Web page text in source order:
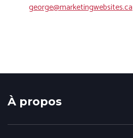
george@marketingwebsites.ca
À propos